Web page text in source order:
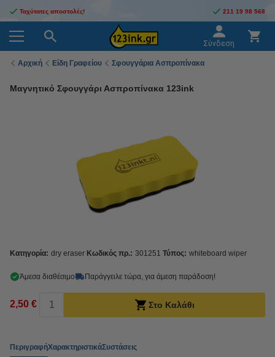
Ταχύτατες αποστολές! 211 19 98 568
Σύνδεση
Αρχική Είδη Γραφείου Σφουγγάρια Ασπροπίνακα
Μαγνητικό Σφουγγάρι Ασπροπίνακα 123ink
Κατηγορία: dry eraser Κωδικός πρ.: 301251 Τύπος: whiteboard wiper
Άμεσα διαθέσιμο Παράγγειλε τώρα, για άμεση παράδοση!
2,50 € Στο Καλάθι
ΠεριγραφήΧαρακτηριστικάΣυστάσεις